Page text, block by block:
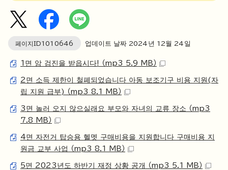
페이지ID1010646 업데이트 날짜 2024 년 12월 24 일
1면 암 검진을 받읍시다! （mp3 5.9 MB）
2면 소득 제한이 철폐되었습니다 아동 보조기구 비용 지원(자
립 지원 급부) （mp3 8.1 MB）
3면 놀러 오지 않으실래요 부모와 자녀의 교류 장소 （mp3
7.8 MB）
4면 자전거 탑승용 헬멧 구매비용을 지원합니다 구매비용 지
원금 교부 사업 （mp3 8.1 MB）
5면 2023년도 하반기 재정 상황 공개 （mp3 5.1 MB）